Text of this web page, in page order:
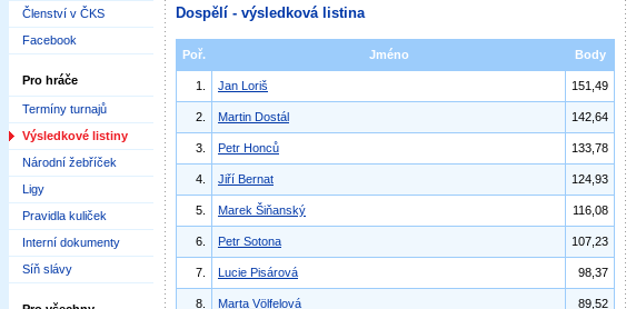
Členství v ČKS
Facebook
Pro hráče
Termíny turnajů
Výsledkové listiny
Národní žebříček
Ligy
Pravidla kuliček
Interní dokumenty
Síň slávy
Dospělí - výsledková listina
Poř. Jméno Body
1. Jan Loriš 151,49
2. Martin Dostál 142,64
3. Petr Honců 133,78
4. Jiří Bernat 124,93
5. Marek Šiňanský 116,08
6. Petr Sotona 107,23
7. Lucie Pisárová 98,37
8. Marta Völfelová 89,52